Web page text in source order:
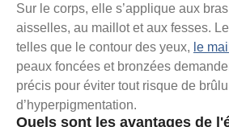
Sur le corps, elle s’applique aux
aisselles, au maillot et aux fesses.
telles que le contour des yeux, le
peaux foncées et bronzées
précis pour éviter tout risque de
d’hyperpigmentation.
Quels sont les avantages de